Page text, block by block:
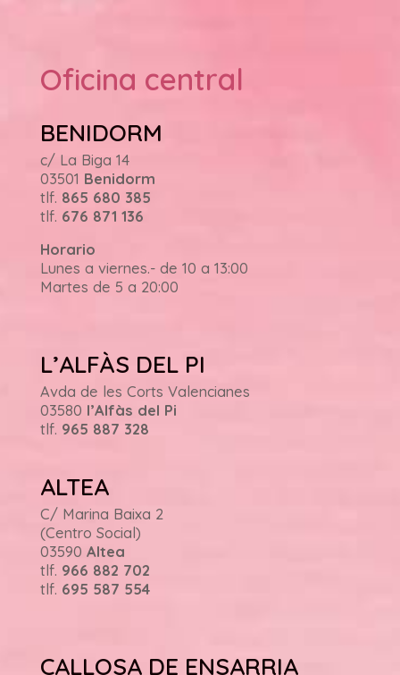
Oficina central
BENIDORM
c/ La Biga 14
03501 Benidorm
tlf. 865 680 385
tlf. 676 871 136
Horario
Lunes a viernes.- de 10 a 13:00
Martes de 5 a 20:00
L’ALFÀS DEL PI
Avda de les Corts Valencianes
03580 l’Alfàs del Pi
tlf. 965 887 328
ALTEA
C/ Marina Baixa 2
(Centro Social)
03590 Altea
tlf. 966 882 702
tlf. 695 587 554
CALLOSA DE ENSARRIA